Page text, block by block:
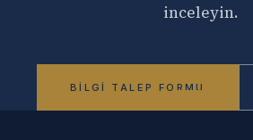
inceleyin.
BILGI TALEP FORMU